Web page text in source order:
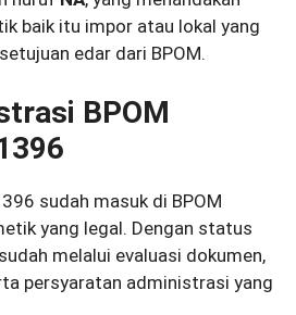
baik itu impor atau lokal yang
edar dari BPOM.
BPOM
sudah masuk di BPOM
yang legal. Dengan status
melalui evaluasi dokumen,
persyaratan administrasi yang